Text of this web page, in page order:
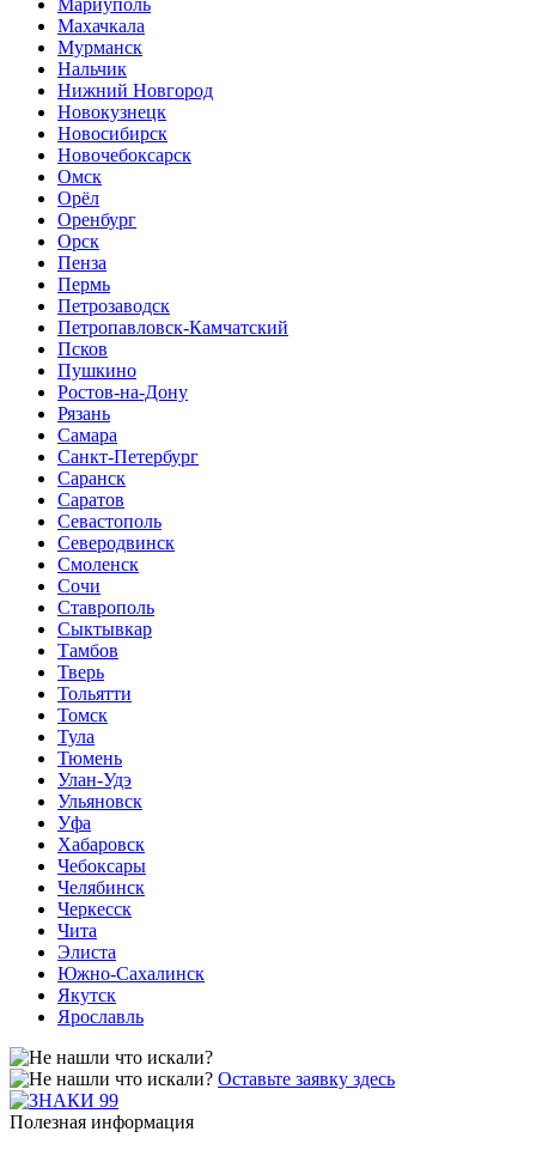
Махачкала
Мурманск
Нальчик
Нижний Новгород
Новокузнецк
Новосибирск
Новочебоксарск
Омск
Орёл
Оренбург
Орск
Пенза
Пермь
Петрозаводск
Петропавловск-Камчатский
Псков
Пушкино
Ростов-на-Дону
Рязань
Самара
Санкт-Петербург
Саранск
Саратов
Севастополь
Северодвинск
Смоленск
Сочи
Ставрополь
Сыктывкар
Тамбов
Тверь
Тольятти
Томск
Тула
Тюмень
Улан-Удэ
Ульяновск
Уфа
Хабаровск
Чебоксары
Челябинск
Черкесск
Чита
Элиста
Южно-Сахалинск
Якутск
Ярославль
Оставьте заявку здесь
Полезная информация